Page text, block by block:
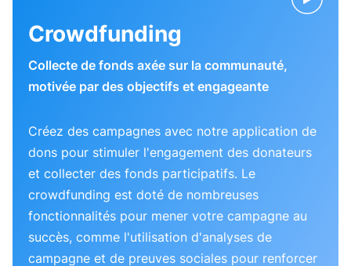
Crowdfunding
Collecte de fonds axée sur la communauté,
motivée par des objectifs et engageante
Créez des campagnes avec notre application de
dons pour stimuler l'engagement des donateurs
et collecter des fonds participatifs. Le
crowdfunding est doté de nombreuses
fonctionnalités pour mener votre campagne au
succès, comme l'utilisation d'analyses de
campagne et de preuves sociales pour renforcer